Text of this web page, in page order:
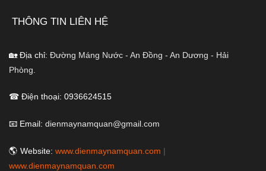
THÔNG TIN LIÊN HỆ
🏡 Địa chỉ: Đường Máng Nước - An Đồng - An Dương - Hải
Phòng.
☎ Điện thoại: 0936624515
📧 Email: dienmaynamquan@gmail.com
🌎 Website: www.dienmaynamquan.com |
www.dienmaynamquan.com